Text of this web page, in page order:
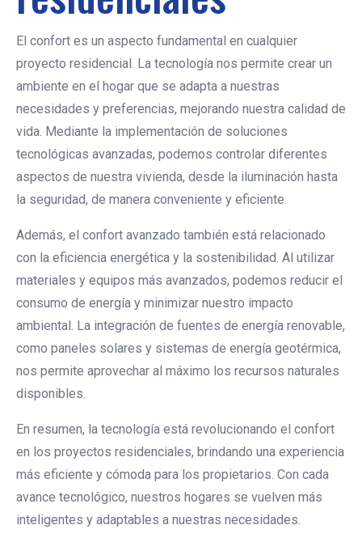
El confort es un aspecto fundamental en cualquier
proyecto residencial. La tecnología nos permite crear un
ambiente en el hogar que se adapta a nuestras
necesidades y preferencias, mejorando nuestra calidad de
vida. Mediante la implementación de soluciones
tecnológicas avanzadas, podemos controlar diferentes
aspectos de nuestra vivienda, desde la iluminación hasta
la seguridad, de manera conveniente y eficiente.
Además, el confort avanzado también está relacionado
con la eficiencia energética y la sostenibilidad. Al utilizar
materiales y equipos más avanzados, podemos reducir el
consumo de energía y minimizar nuestro impacto
ambiental. La integración de fuentes de energía renovable,
como paneles solares y sistemas de energía geotérmica,
nos permite aprovechar al máximo los recursos naturales
disponibles.
En resumen, la tecnología está revolucionando el confort
en los proyectos residenciales, brindando una experiencia
más eficiente y cómoda para los propietarios. Con cada
avance tecnológico, nuestros hogares se vuelven más
inteligentes y adaptables a nuestras necesidades.